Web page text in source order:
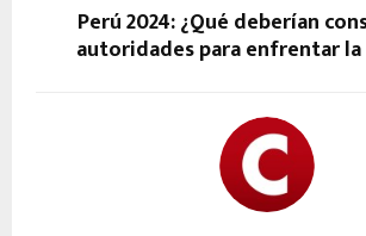
Perú 2024: ¿Qué deberían
autoridades para enfrentar la